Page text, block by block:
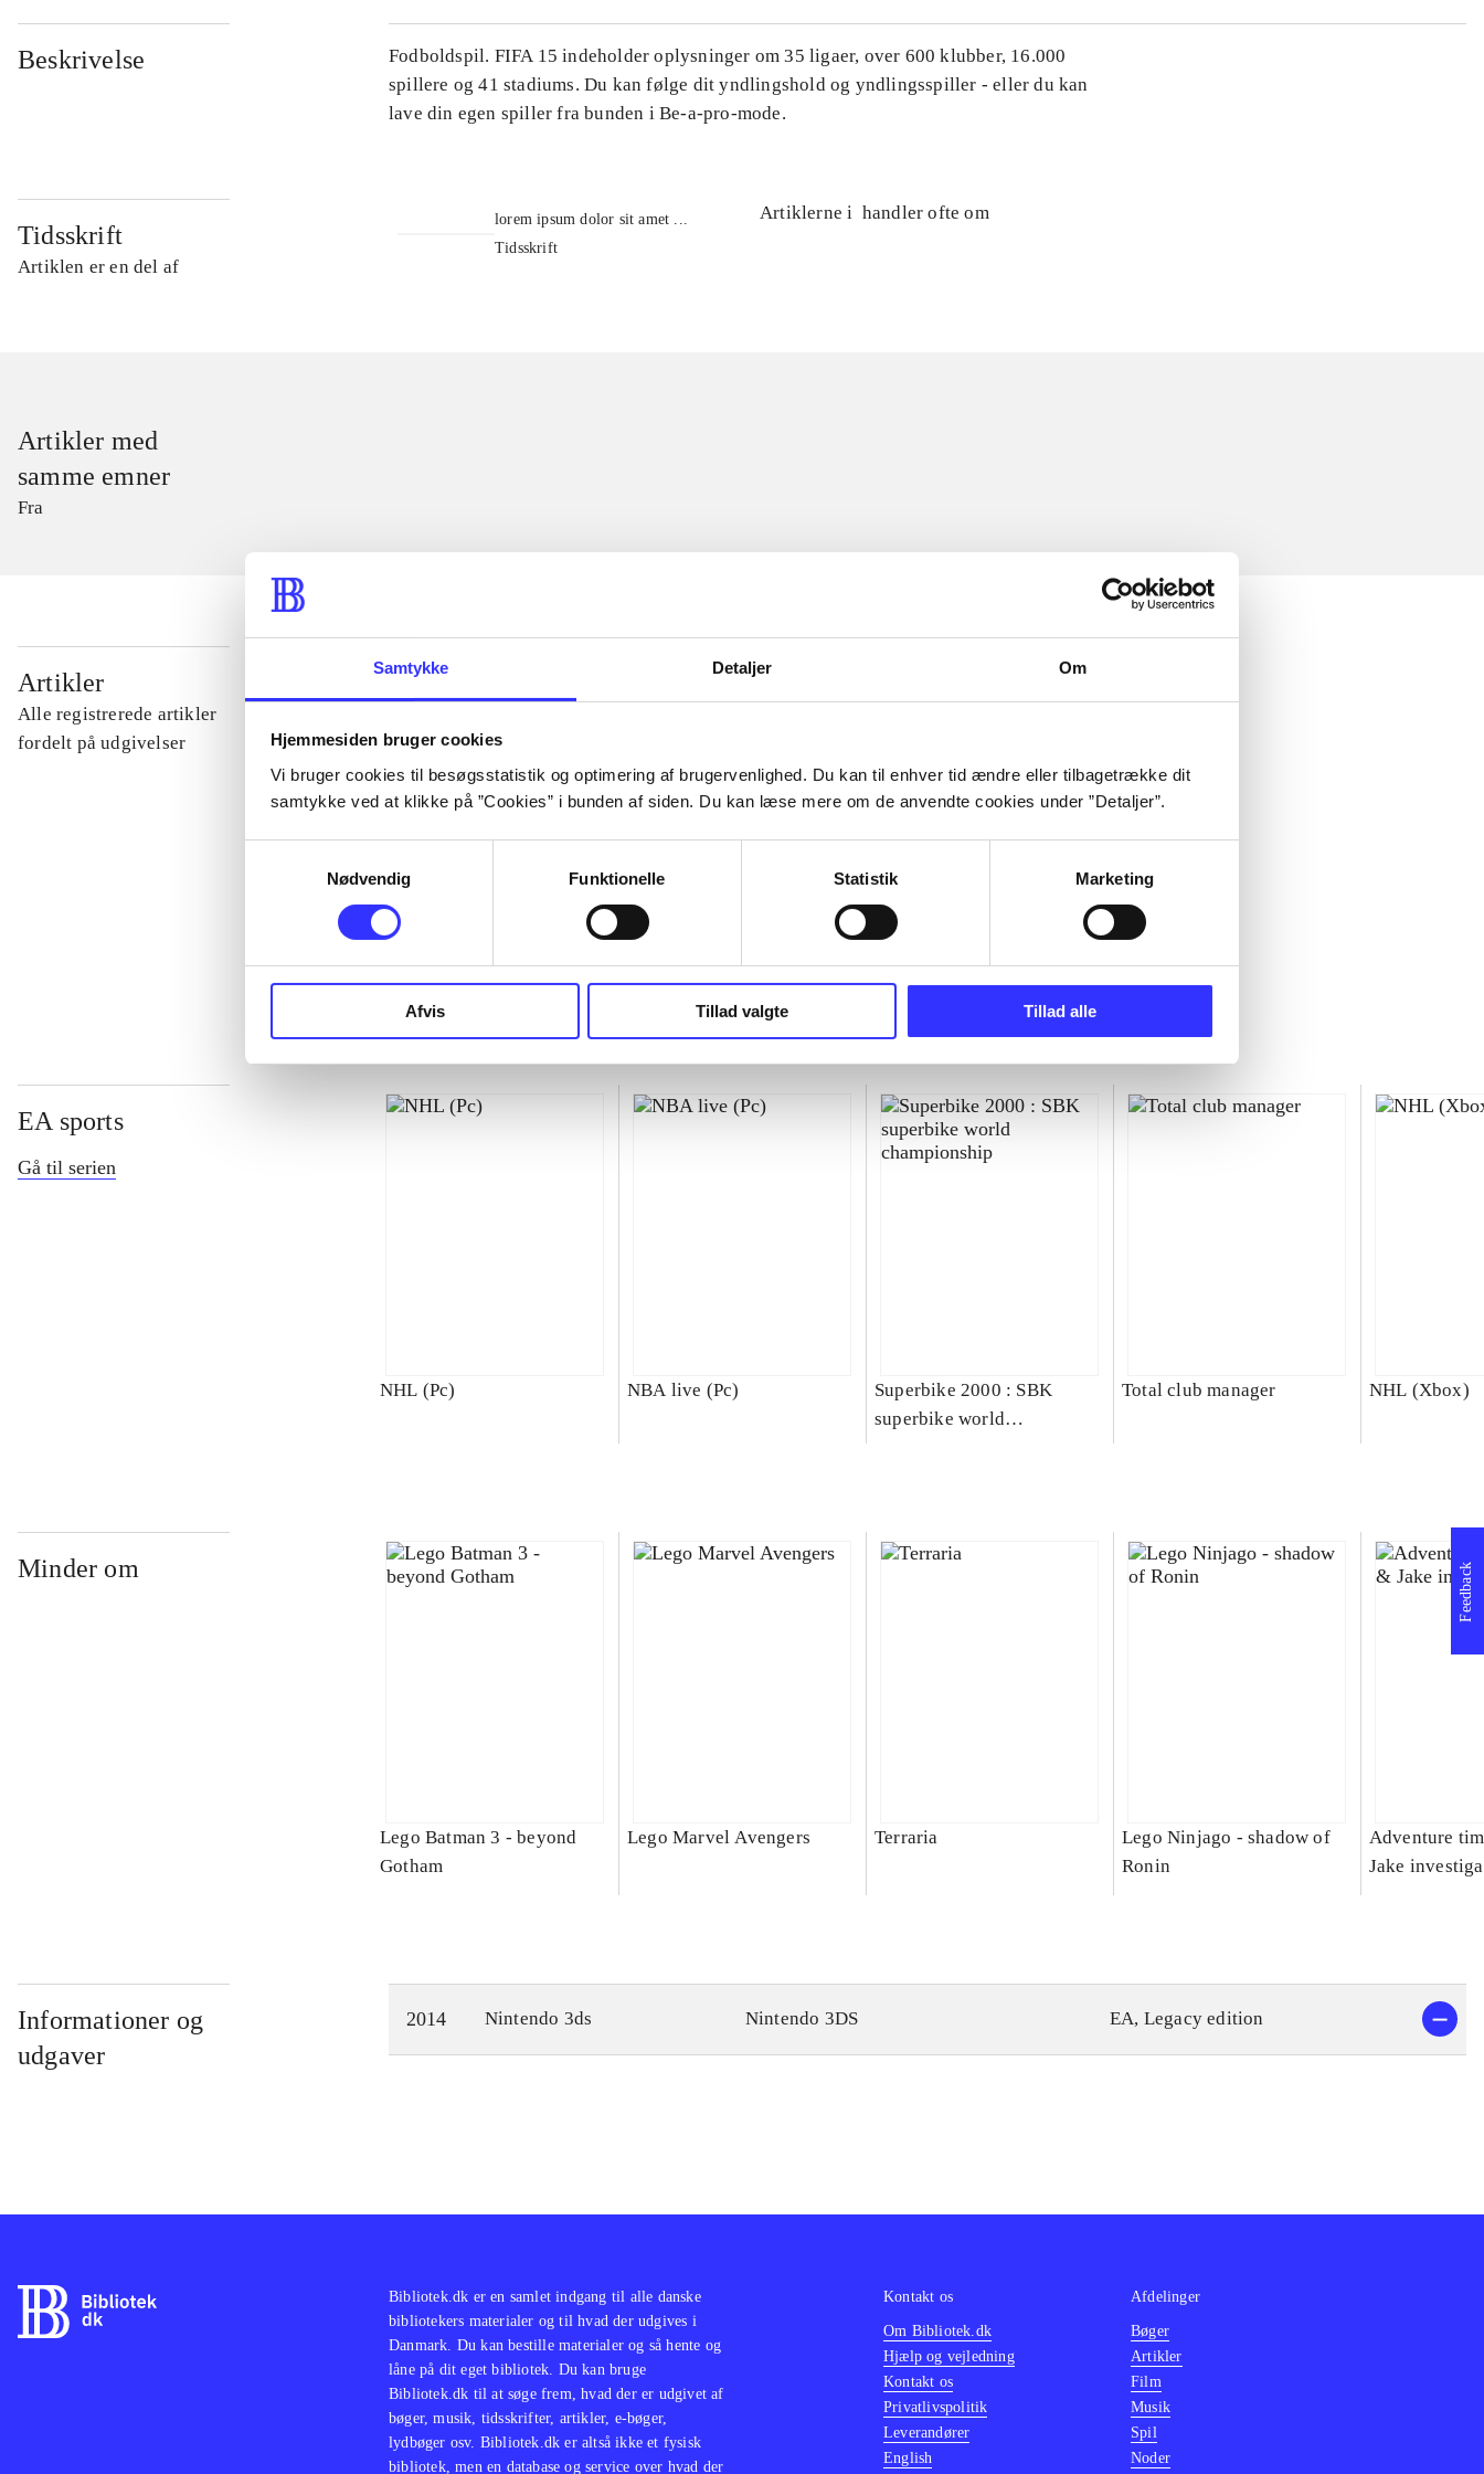
Samtykke Detaljer Om
Hjemmesiden bruger cookies
Vi bruger cookies til besøgsstatistik og optimering af brugervenlighed. Du kan til enhver tid ændre eller tilbagetrække dit
samtykke ved at klikke på ”Cookies” i bunden af siden. Du kan læse mere om de anvendte cookies under ”Detaljer”.
Nødvendig
Funktionelle Statistik Marketing
Afvis Tillad valgte Tillad alle
Beskrivelse
Fodboldspil. FIFA 15 indeholder oplysninger om 35 ligaer, over 600 klubber, 16.000
spillere og 41 stadiums. Du kan følge dit yndlingshold og yndlingsspiller - eller du kan
lave din egen spiller fra bunden i Be-a-pro-mode.
Tidsskrift
Artiklen er en del af
lorem ipsum dolor sit amet ...
Tidsskrift
Artiklerne i handler ofte om
Artikler med
samme emner
Fra
Artikler
Alle registrerede artikler
fordelt på udgivelser
...
...
...
...
EA sports
Gå til serien
NHL (Pc) NBA live (Pc)
Superbike 2000 : SBK
superbike world
Total club manager NHL (Xbox)
Minder om
Lego Batman 3 - beyond
Gotham
Lego Marvel Avengers Terraria
Lego Ninjago - shadow of
Ronin
Adventure
Jake
Informationer og
udgaver
2014 Nintendo 3ds Nintendo 3DS EA, Legacy edition
Feedback
Bibliotek.dk er en samlet indgang til alle danske
bibliotekers materialer og til hvad der udgives i
Danmark. Du kan bestille materialer og så hente og
låne på dit eget bibliotek. Du kan bruge
Bibliotek.dk til at søge frem, hvad der er udgivet af
bøger, musik, tidsskrifter, artikler, e-bøger,
lydbøger osv. Bibliotek.dk er altså ikke et fysisk
bibliotek, men en database og service over hvad der
Kontakt os
Om Bibliotek.dk
Hjælp og vejledning
Kontakt os
Privatlivspolitik
Leverandører
English
Afdelinger
Bøger
Artikler
Film
Musik
Spil
Noder